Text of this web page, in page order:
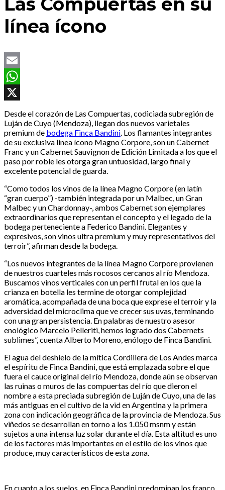
línea ícono
Email
WhatsApp
Desde el corazón de Las Compuertas, codiciada subregión de
Luján de Cuyo (Mendoza), llegan dos nuevos varietales
premium de bodega Finca Bandini. Los flamantes integrantes
de su exclusiva línea ícono Magno Corpore, son un Cabernet
Franc y un Cabernet Sauvignon de Edición Limitada a los que el
paso por roble les otorga gran untuosidad, largo final y
excelente potencial de guarda.
“Como todos los vinos de la línea Magno Corpore (en latín
“gran cuerpo”) -también integrada por un Malbec, un Gran
Malbec y un Chardonnay-, ambos Cabernet son ejemplares
extraordinarios que representan el concepto y el legado de la
bodega perteneciente a Federico Bandini. Elegantes y
expresivos, son vinos ultra premium y muy representativos del
terroir”, afirman desde la bodega.
“Los nuevos integrantes de la línea Magno Corpore provienen
de nuestros cuarteles más rocosos cercanos al río Mendoza.
Buscamos vinos verticales con un perfil frutal en los que la
crianza en botella les termine de otorgar complejidad
aromática, acompañada de una boca que exprese el terroir y la
adversidad del microclima que ve crecer sus uvas, terminando
con una gran persistencia. En palabras de nuestro asesor
enológico Marcelo Pelleriti, hemos logrado dos Cabernets
sublimes”, cuenta Alberto Moreno, enólogo de Finca Bandini.
El agua del deshielo de la mítica Cordillera de Los Andes marca
el espíritu de Finca Bandini, que está emplazada sobre el que
fuera el cauce original del río Mendoza, donde aún se observan
las ruinas o muros de las compuertas del río que dieron el
nombre a esta preciada subregión de Luján de Cuyo, una de las
más antiguas en el cultivo de la vid en Argentina y la primera
zona con indicación geográfica de la provincia de Mendoza. Sus
viñedos se desarrollan en torno a los 1.050 msnm y están
sujetos a una intensa luz solar durante el día. Esta altitud es uno
de los factores más importantes en el estilo de los vinos que
produce, muy característicos de esta zona.
En cuanto a los suelos, en Finca Bandini predominan los franco